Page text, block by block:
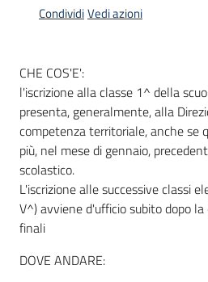
famiglie
Informazioni
locali
Newsletter
CondividiVedi azioni
CHE COS'E':
l'iscrizione alla classe 1^ della
presenta, generalmente, alla
competenza territoriale, anche se
più, nel mese di gennaio,
scolastico.
L'iscrizione alle successive classi
V^) avviene d'ufficio subito dopo
finali
DOVE ANDARE: